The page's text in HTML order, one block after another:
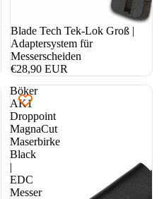
Blade Tech Tek-Lok Groß |
Adaptersystem für
Messerscheiden
€28,90 EUR
Böker
AK1
Droppoint
MagnaCut
Maserbirke
Black
|
EDC
Messer